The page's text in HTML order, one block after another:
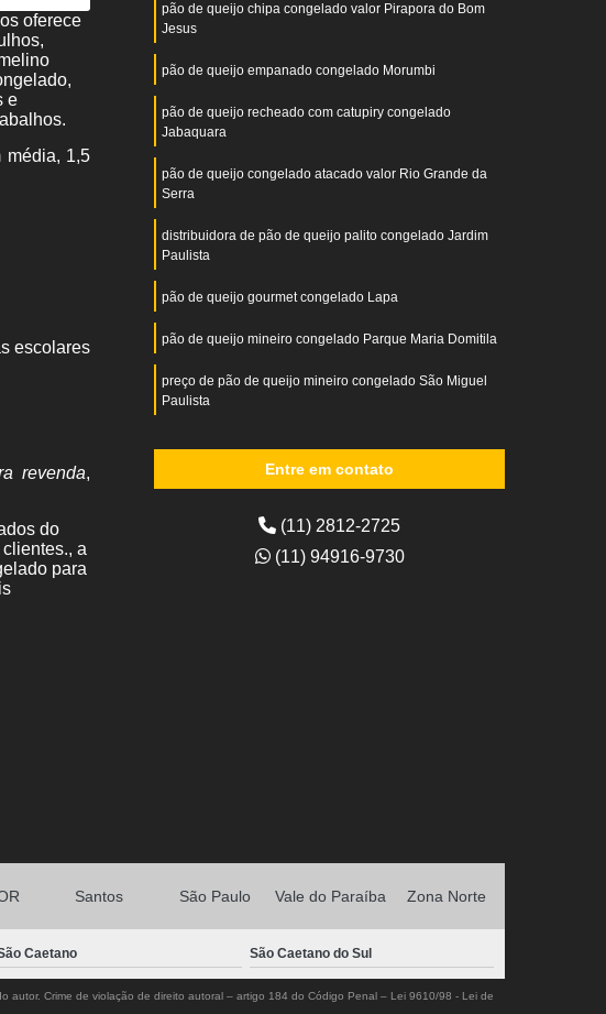
oferece
e
média, 1,5
escolares
revenda,
do
a
para
pão de queijo chipa congelado valor Pirapora do Bom
Jesus
pão de queijo empanado congelado Morumbi
pão de queijo recheado com catupiry congelado
Jabaquara
pão de queijo congelado atacado valor Rio Grande da
Serra
distribuidora de pão de queijo palito congelado Jardim
Paulista
pão de queijo gourmet congelado Lapa
pão de queijo mineiro congelado Parque Maria Domitila
preço de pão de queijo mineiro congelado São Miguel
Paulista
Entre em contato
(11) 2812-2725
(11) 94916-9730
Santos São Paulo Vale do Paraíba Zona Norte
Caetano São Caetano do Sul
autor. Crime de violação de direito autoral – artigo 184 do Código Penal – Lei 9610/98 - Lei de